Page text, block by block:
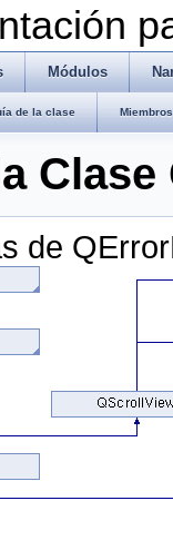
Módulos
de la clase
de